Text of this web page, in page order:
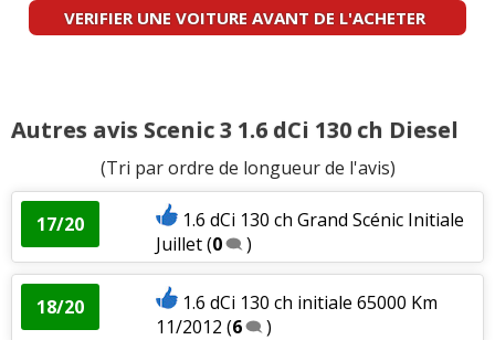
VERIFIER UNE VOITURE AVANT DE L'ACHETER
Autres avis Scenic 3 1.6 dCi 130 ch Diesel
(Tri par ordre de longueur de l'avis)
17/20
1.6 dCi 130 ch Grand Scénic Initiale
Juillet(0 )
18/20
1.6 dCi 130 ch initiale 65000 Km
11/2012 (6 )